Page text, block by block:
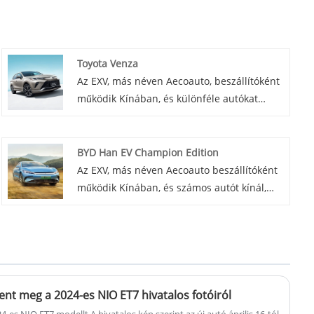
Toyota Venza
Az EXV, más néven Aecoauto, beszállítóként
működik Kínában, és különféle autókat
stílusos kialakítása és erőteljes
teljesítménye miatt népszerű.
BYD Han EV Champion Edition
Az EXV, más néven Aecoauto beszállítóként
működik Kínában, és számos autót kínál,
meg a 2024-es NIO ET7 hivatalos fotóiról